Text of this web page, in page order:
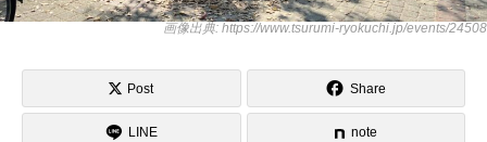
画像出典: https://www.tsurumi-ryokuchi.jp/events/24508
Post Share
LINE note